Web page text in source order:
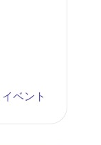
イベント